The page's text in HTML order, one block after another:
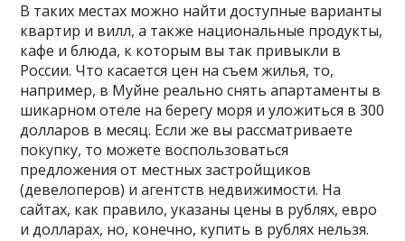
В таких местах можно найти доступные варианты
квартир и вилл, а также национальные продукты,
кафе и блюда, к которым вы так привыкли в
России. Что касается цен на съем жилья, то,
например, в Муйне реально снять апартаменты в
шикарном отеле на берегу моря и уложиться в 300
долларов в месяц. Если же вы рассматриваете
покупку, то можете воспользоваться
предложения от местных застройщиков
(девелоперов) и агентств недвижимости. На
сайтах, как правило, указаны цены в рублях, евро
и долларах, но, конечно, купить в рублях нельзя.